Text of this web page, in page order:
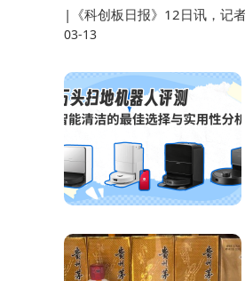
|《科创板日报》12日讯，记
前装定点已由速腾聚创获得，
03-13